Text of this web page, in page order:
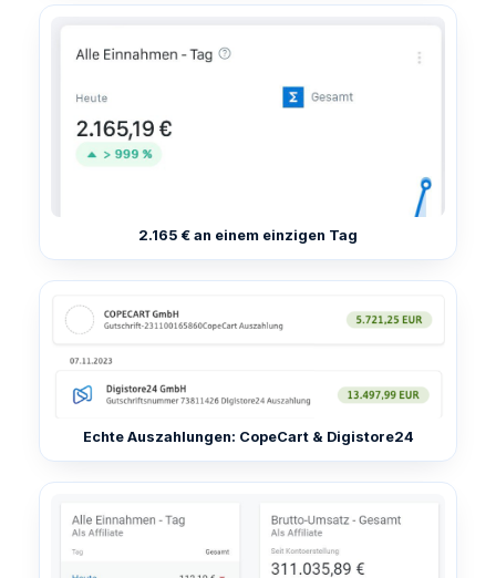
2.165 € an einem einzigen Tag
Echte Auszahlungen: CopeCart & Digistore24